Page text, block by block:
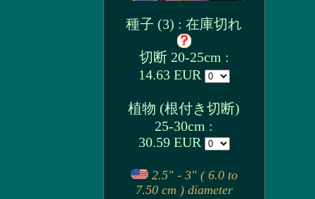
種子 (3) : 在庫切れ
切断 20-25cm :
14.63 EUR
植物 (根付き切断)
25-30cm :
30.59 EUR
2.5" - 3" ( 6.0 to
7.50 cm ) diameter